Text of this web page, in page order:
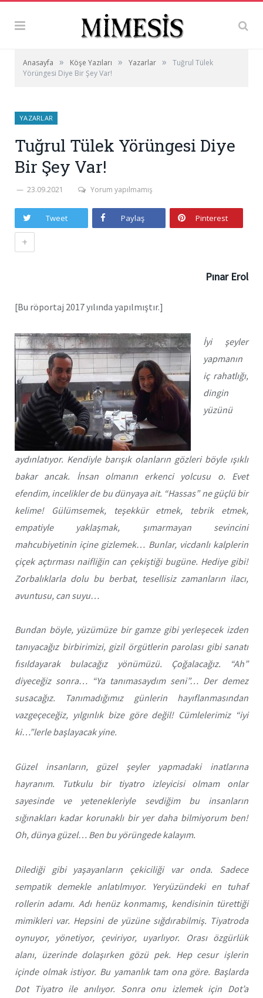
Anasayfa » Köşe Yazıları » Yazarlar »
Tuğrul Tülek
Yörüngesi Diye Bir Şey Var!
YAZARLAR
Tuğrul Tülek Yörüngesi Diye
Bir Şey Var!
23.09.2021 Yorum yapılmamış
Tweet Paylaş Pinterest
+
Pınar Erol
[Bu röportaj 2017 yılında yapılmıştır.]
İyi şeyler
yapmanın
iç rahatlığı,
dingin
yüzünü
aydınlatıyor. Kendiyle barışık olanların gözleri böyle ışıklı
bakar ancak. İnsan olmanın erkenci yolcusu o. Evet
efendim, incelikler de bu dünyaya ait. “Hassas” ne güçlü bir
kelime! Gülümsemek, teşekkür etmek, tebrik etmek,
empatiyle yaklaşmak, şımarmayan sevincini
mahcubiyetinin içine gizlemek… Bunlar, vicdanlı kalplerin
çiçek açtırması naifliğin can çekiştiği bugüne. Hediye gibi!
Zorbalıklarla dolu bu berbat, tesellisiz zamanların ilacı,
avuntusu, can suyu…
Bundan böyle, yüzümüze bir gamze gibi yerleşecek izden
tanıyacağız birbirimizi, gizil örgütlerin parolası gibi sanatı
fısıldayarak bulacağız yönümüzü. Çoğalacağız. “Ah”
diyeceğiz sonra… “Ya tanımasaydım seni”… Der demez
susacağız. Tanımadığımız günlerin hayıflanmasından
vazgeçeceğiz, yılgınlık bize göre değil! Cümlelerimiz “iyi
ki…”lerle başlayacak yine.
Güzel insanların, güzel şeyler yapmadaki inatlarına
hayranım. Tutkulu bir tiyatro izleyicisi olmam onlar
sayesinde ve yetenekleriyle sevdiğim bu insanların
sığınakları kadar korunaklı bir yer daha bilmiyorum ben!
Oh, dünya güzel… Ben bu yörüngede kalayım.
Dilediği gibi yaşayanların çekiciliği var onda. Sadece
sempatik demekle anlatılmıyor. Yeryüzündeki en tuhaf
rollerin adamı. Adı henüz konmamış, kendisinin türettiği
mimikleri var. Hepsini de yüzüne sığdırabilmiş. Tiyatroda
oynuyor, yönetiyor, çeviriyor, uyarlıyor. Orası özgürlük
alanı, üzerinde dolaşırken gözü pek. Hep cesur işlerin
içinde olmak istiyor. Bu yamanlık tam ona göre. Başlarda
Dot Tiyatro ile anılıyor. Sonra onu izlemek için Dot’a